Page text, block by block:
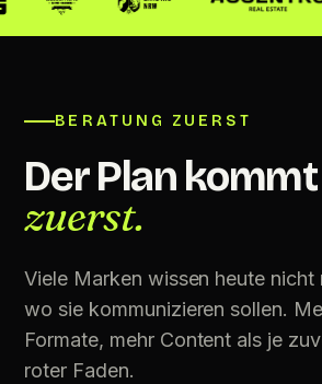
BERATUNG ZUERST
Der Plan kommt
zuerst.
Viele Marken wissen heute nicht
wo sie kommunizieren sollen.
Formate, mehr Content als je
roter Faden.